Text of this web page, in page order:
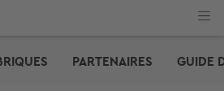
PARTENAIRES GUIDE